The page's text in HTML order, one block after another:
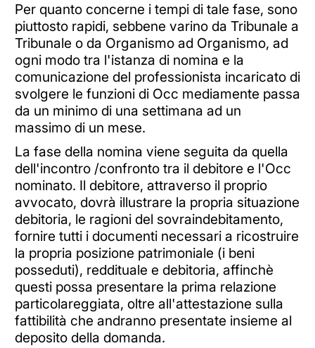
Per quanto concerne i tempi di tale fase, sono
piuttosto rapidi, sebbene varino da Tribunale a
Tribunale o da Organismo ad Organismo, ad
ogni modo tra l'istanza di nomina e la
comunicazione del professionista incaricato di
svolgere le funzioni di Occ mediamente passa
da un minimo di una settimana ad un
massimo di un mese.
La fase della nomina viene seguita da quella
dell'incontro /confronto tra il debitore e l'Occ
nominato. Il debitore, attraverso il proprio
avvocato, dovrà illustrare la propria situazione
debitoria, le ragioni del sovraindebitamento,
fornire tutti i documenti necessari a ricostruire
la propria posizione patrimoniale (i beni
posseduti), reddituale e debitoria, affinchè
questi possa presentare la prima relazione
particolareggiata, oltre all'attestazione sulla
fattibilità che andranno presentate insieme al
deposito della domanda.